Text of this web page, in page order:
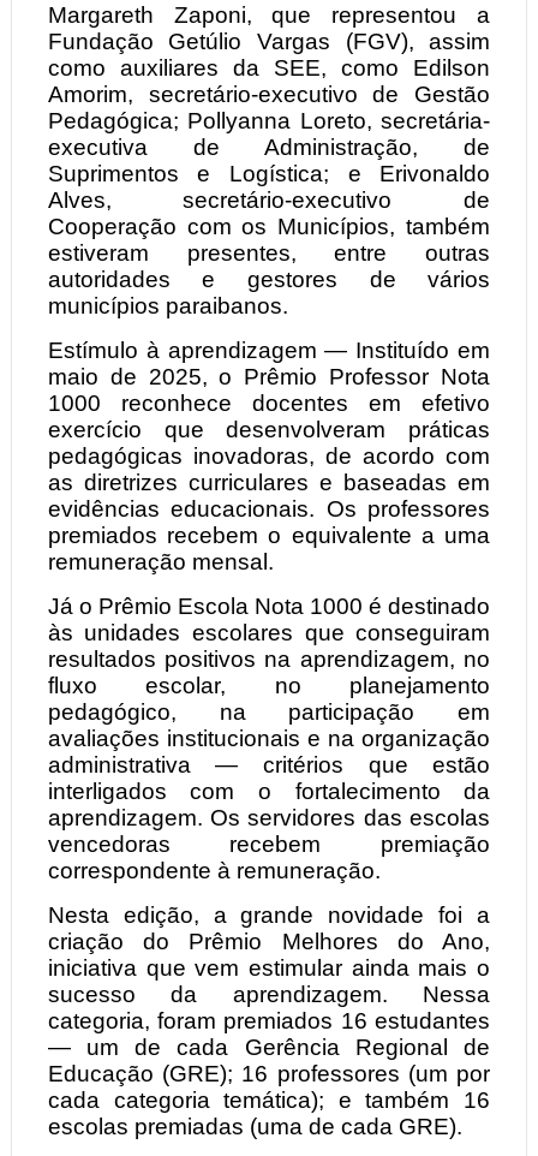
Margareth Zaponi, que representou a
Fundação Getúlio Vargas (FGV), assim
como auxiliares da SEE, como Edilson
Amorim, secretário-executivo de Gestão
Pedagógica; Pollyanna Loreto, secretária-
executiva de Administração, de
Suprimentos e Logística; e Erivonaldo
Alves, secretário-executivo de
Cooperação com os Municípios, também
estiveram presentes, entre outras
autoridades e gestores de vários
municípios paraibanos.
Estímulo à aprendizagem — Instituído em
maio de 2025, o Prêmio Professor Nota
1000 reconhece docentes em efetivo
exercício que desenvolveram práticas
pedagógicas inovadoras, de acordo com
as diretrizes curriculares e baseadas em
evidências educacionais. Os professores
premiados recebem o equivalente a uma
remuneração mensal.
Já o Prêmio Escola Nota 1000 é destinado
às unidades escolares que conseguiram
resultados positivos na aprendizagem, no
fluxo escolar, no planejamento
pedagógico, na participação em
avaliações institucionais e na organização
administrativa — critérios que estão
interligados com o fortalecimento da
aprendizagem. Os servidores das escolas
vencedoras recebem premiação
correspondente à remuneração.
Nesta edição, a grande novidade foi a
criação do Prêmio Melhores do Ano,
iniciativa que vem estimular ainda mais o
sucesso da aprendizagem. Nessa
categoria, foram premiados 16 estudantes
— um de cada Gerência Regional de
Educação (GRE); 16 professores (um por
cada categoria temática); e também 16
escolas premiadas (uma de cada GRE).